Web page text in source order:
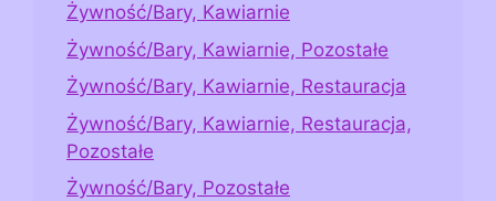
Żywność/Bary, Kawiarnie
Żywność/Bary, Kawiarnie, Pozostałe
Żywność/Bary, Kawiarnie, Restauracja
Żywność/Bary, Kawiarnie, Restauracja,
Pozostałe
Żywność/Bary, Pozostałe